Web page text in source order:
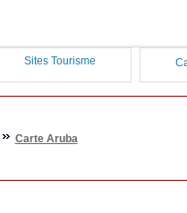
Sites Tourisme
Carte Aruba